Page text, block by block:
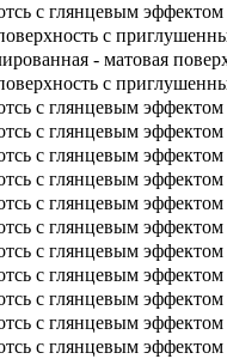
с глянцевым эффектом
с
- матовая
с
с глянцевым эффектом
с глянцевым эффектом
с глянцевым эффектом
с глянцевым эффектом
с глянцевым эффектом
с глянцевым эффектом
с глянцевым эффектом
с глянцевым эффектом
с глянцевым эффектом
с глянцевым эффектом
с глянцевым эффектом